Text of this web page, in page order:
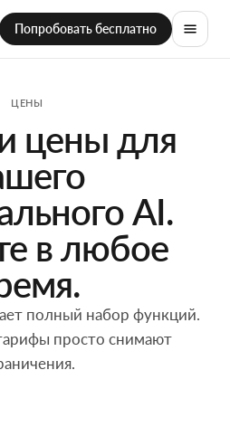
Попробовать бесплатно
ЦЕНЫ
цены для
AI.
в любое
полный набор функций.
просто снимают